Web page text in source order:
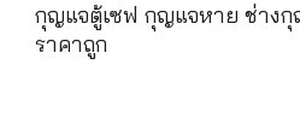
กุญแจตู้เซฟ กุญแจหาย ช่างกุ
ราคาถูก